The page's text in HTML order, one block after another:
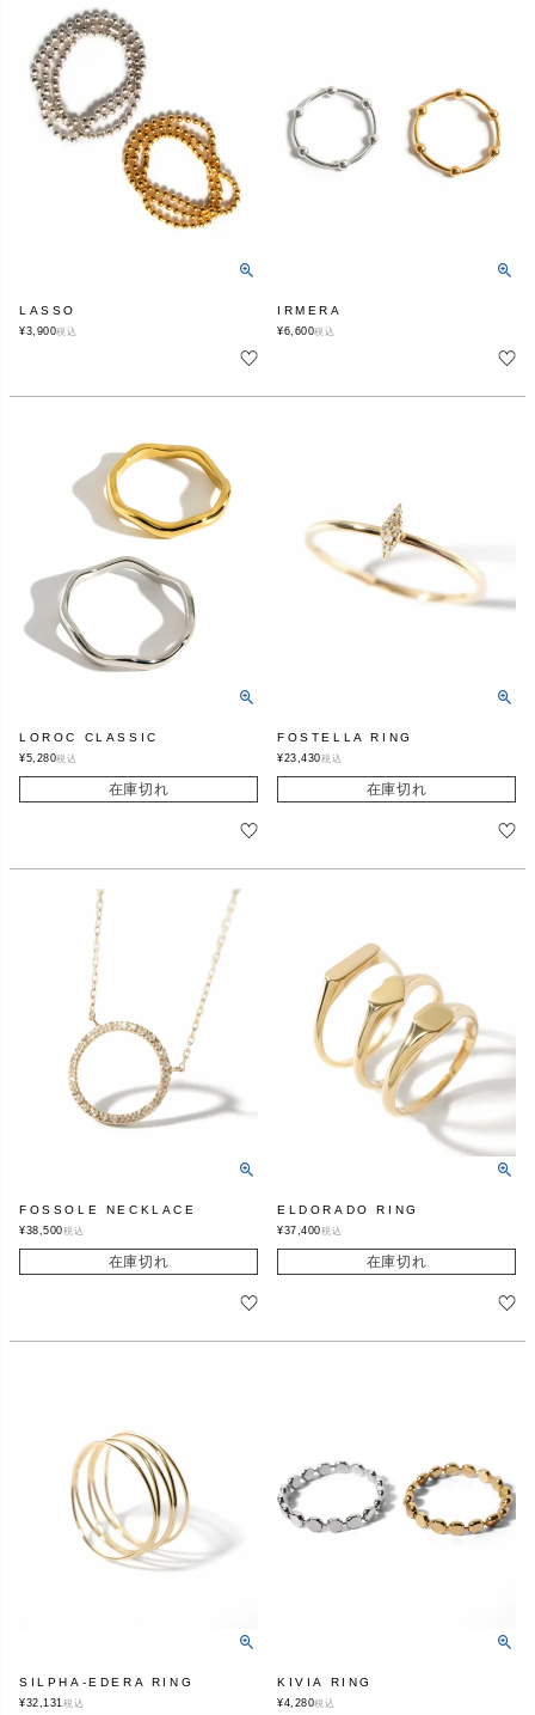
LASSO
¥3,900税込
IRMERA
¥6,600税込
LOROC CLASSIC
¥5,280税込
在庫切れ
FOSTELLA RING
¥23,430税込
在庫切れ
FOSSOLE NECKLACE
¥38,500税込
在庫切れ
ELDORADO RING
¥37,400税込
在庫切れ
SILPHA-EDERA RING
¥32,131税込
KIVIA RING
¥4,280税込